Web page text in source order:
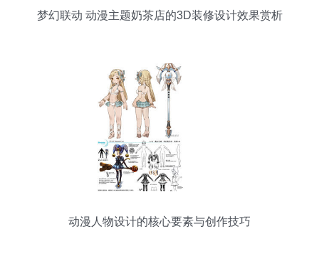
梦幻联动 动漫主题奶茶店的3D装修设计效果赏析
动漫人物设计的核心要素与创作技巧